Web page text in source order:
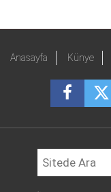
Anasayfa Künye